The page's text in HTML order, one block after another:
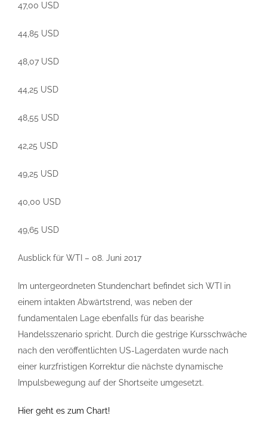
47,00 USD
44,85 USD
48,07 USD
44,25 USD
48,55 USD
42,25 USD
49,25 USD
40,00 USD
49,65 USD
Ausblick für WTI – 08. Juni 2017
Im untergeordneten Stundenchart befindet sich WTI in
einem intakten Abwärtstrend, was neben der
fundamentalen Lage ebenfalls für das bearishe
Handelsszenario spricht. Durch die gestrige Kursschwäche
nach den veröffentlichten US-Lagerdaten wurde nach
einer kurzfristigen Korrektur die nächste dynamische
Impulsbewegung auf der Shortseite umgesetzt.
Hier geht es zum Chart!